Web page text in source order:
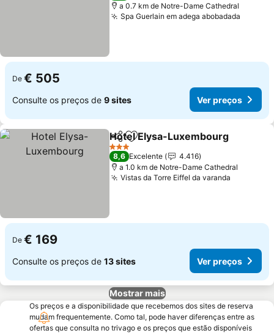
a 0.7 km de Notre-Dame Cathedral
Spa Guerlain em adega abobadada
De € 505
Consulte os preços de 9 sites Ver preços
PartilharAdicionar aos favoritos
Hotel Elysa-Luxembourg
3 Estrelas
8,6 Excelente
4.416
a 1.0 km de Notre-Dame Cathedral
Vistas da Torre Eiffel da varanda
De € 169
Consulte os preços de 13 sites Ver preços
Mostrar mais
Os preços e a disponibilidade que recebemos dos sites de reserva
mudam frequentemente. Como tal, pode haver diferenças entre as
ofertas que consulta no trivago e os preços que estão disponíveis